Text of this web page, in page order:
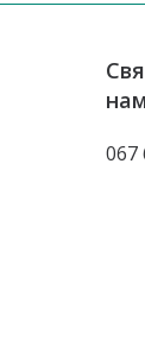
067